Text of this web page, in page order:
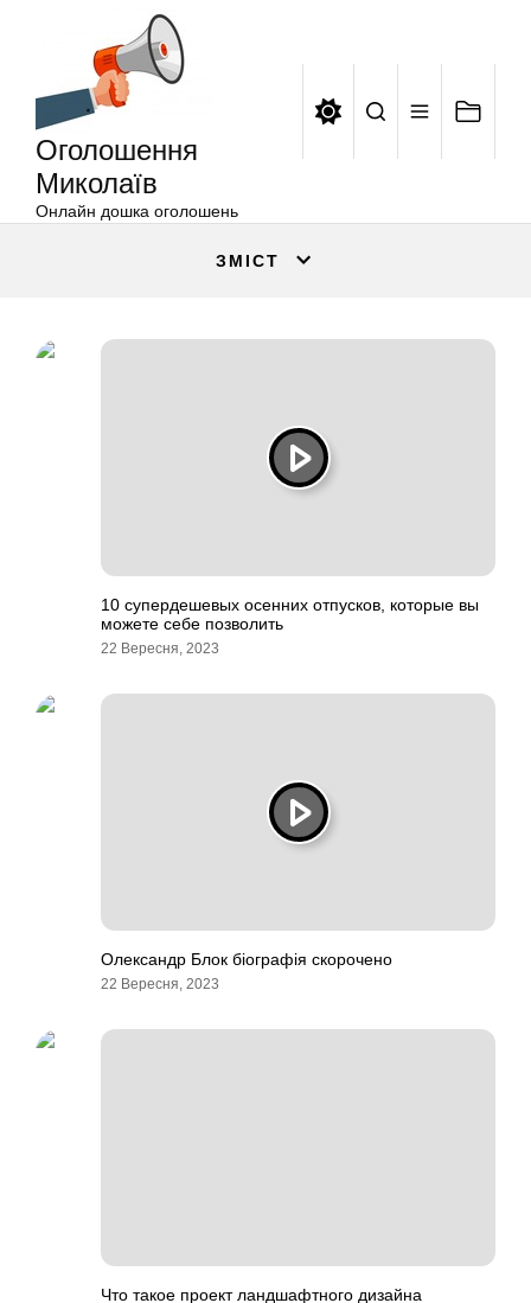
Оголошення
Миколаїв
Онлайн дошка оголошень
ЗМІСТ
10 супердешевых осенних отпусков, которые вы
можете себе позволить
22 Вересня, 2023
Олександр Блок біографія скорочено
22 Вересня, 2023
Что такое проект ландшафтного дизайна